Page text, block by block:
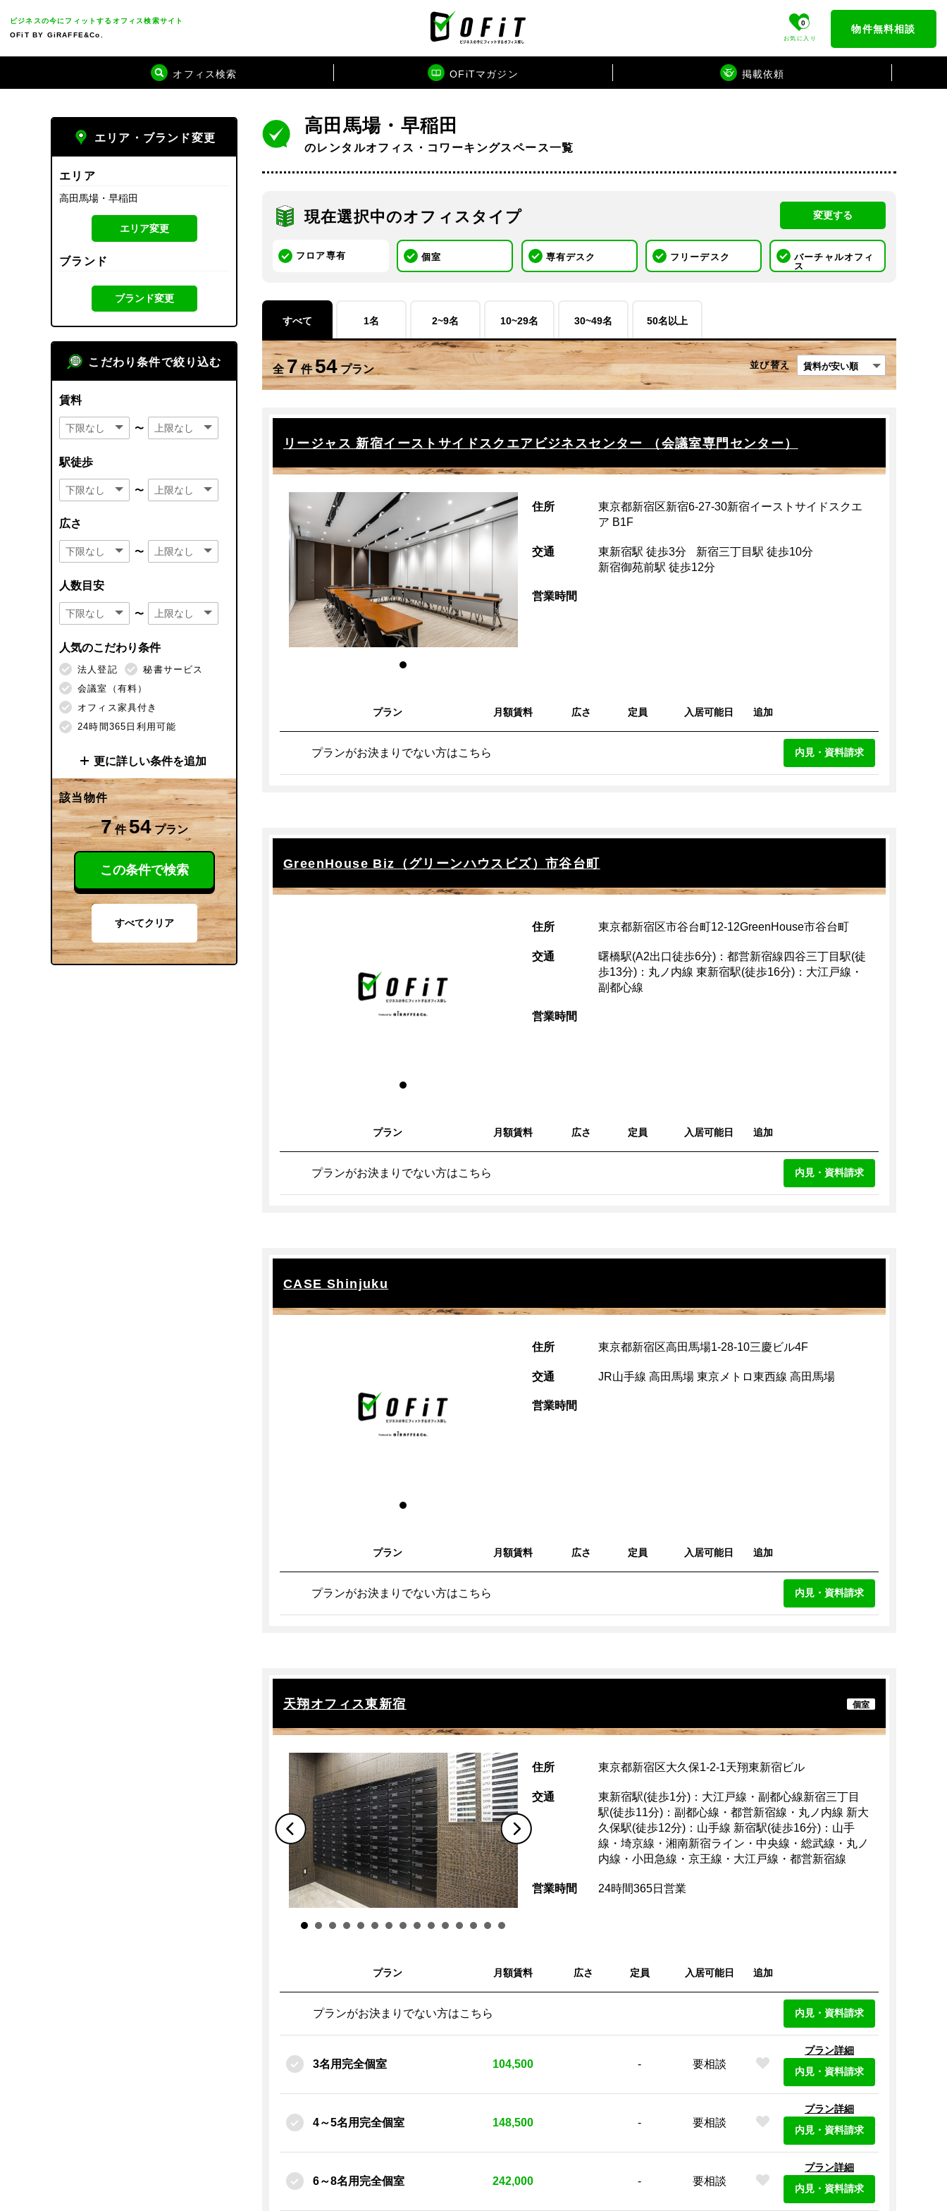
ビジネスの今にフィットするオフィス検索サイト
OFiT BY GiRAFFE&Co.
お気に入り
0
物件無料相談
オフィス検索 OFiTマガジン 掲載依頼
エリア・ブランド変更
エリア
高田馬場・早稲田
エリア変更
ブランド
ブランド変更
こだわり条件で絞り込む
賃料
〜
駅徒歩
〜
広さ
〜
人数目安
〜
人気のこだわり条件
法人登記
秘書サービス
会議室（有料）
オフィス家具付き
24時間365日利用可能
更に詳しい条件を追加
施設サービス
法人登記
秘書サービス
受付（有人）
ビジネス交流会
ドリンクサービス（有料）
ドリンクサービス（無料）
会議室
会議室（有料）
会議室（無料）
TELブース
該当物件
7件54プラン
この条件で検索
高田馬場・早稲田
のレンタルオフィス・コワーキングスペース一覧
現在選択中のオフィスタイプ 変更する
フロア専有 個室 専有デスク フリーデスク
バーチャルオフィ
ス
すべて
全7件54プラン 並び替え
リージャス 新宿イーストサイドスクエアビジネスセンター （会議室専門センター）
住所
東京都新宿区新宿6-27-30新宿イーストサイドスクエ
ア B1F
交通 東新宿駅 徒歩3分
新宿三丁目駅 徒歩10分
新宿御苑前駅 徒歩12分
営業時間
プラン 月額賃料 広さ 定員 入居可能日 追加
プランがお決まりでない方はこちら 内見・資料請求
GreenHouse Biz（グリーンハウスビズ）市谷台町
住所 東京都新宿区市谷台町12-12GreenHouse市谷台町
交通
曙橋駅(A2出口徒歩6分)：都営新宿線四谷三丁目駅(徒
歩13分)：丸ノ内線 東新宿駅(徒歩16分)：大江戸線・
副都心線
営業時間
プラン 月額賃料 広さ 定員 入居可能日 追加
プランがお決まりでない方はこちら 内見・資料請求
CASE Shinjuku
住所 東京都新宿区高田馬場1-28-10三慶ビル4F
交通 JR山手線 高田馬場 東京メトロ東西線 高田馬場
営業時間
プラン 月額賃料 広さ 定員 入居可能日 追加
プランがお決まりでない方はこちら 内見・資料請求
天翔オフィス東新宿 個室
住所 東京都新宿区大久保1-2-1天翔東新宿ビル
交通
東新宿駅(徒歩1分)：大江戸線・副都心線新宿三丁目
駅(徒歩11分)：副都心線・都営新宿線・丸ノ内線 新大
久保駅(徒歩12分)：山手線 新宿駅(徒歩16分)：山手
線・埼京線・湘南新宿ライン・中央線・総武線・丸ノ
内線・小田急線・京王線・大江戸線・都営新宿線
営業時間 24時間365日営業
プラン 月額賃料 広さ 定員 入居可能日 追加
プランがお決まりでない方はこちら 内見・資料請求
3名用完全個室 104,500 - 要相談
プラン詳細
内見・資料請求
4～5名用完全個室 148,500 - 要相談
プラン詳細
内見・資料請求
6～8名用完全個室 242,000 - 要相談
プラン詳細
内見・資料請求
1名 2~9名 10~29名 30~49名 50名以上